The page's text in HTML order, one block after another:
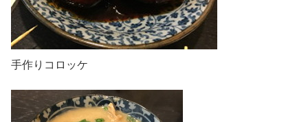
手作りコロッケ